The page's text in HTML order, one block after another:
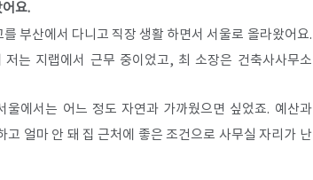
요.
부산에서 다니고 직장 생활 하면서 서울로 올라왔어요.
는 지랩에서 근무 중이었고, 최 소장은 건축사사무소
에서는 어느 정도 자연과 가까웠으면 싶었죠. 예산과
얼마 안 돼 집 근처에 좋은 조건으로 사무실 자리가 난